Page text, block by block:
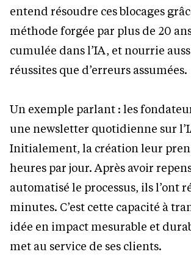
entend résoudre ces blocages
méthode forgée par plus de 20
cumulée dans l’IA, et nourrie
réussites que d’erreurs assumées.
Un exemple parlant : les
une newsletter quotidienne sur
Initialement, la création leur
heures par jour. Après avoir
automatisé le processus, ils l’ont
minutes. C’est cette capacité à
idée en impact mesurable et
met au service de ses clients.